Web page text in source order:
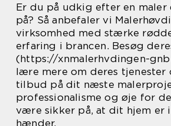
Er du på udkig efter en maler
på? Så anbefaler vi
virksomhed med stærke
erfaring i brancen. Besøg
(https://xnmalerhvdingen-
lære mere om deres tjenester
tilbud på dit næste
professionalisme og øje for
være sikker på, at dit hjem er
hænder.